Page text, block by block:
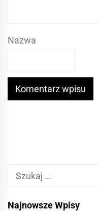
Nazwa
Szukaj:
Najnowsze Wpisy